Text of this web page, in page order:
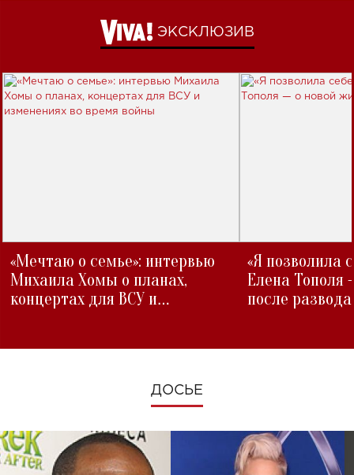
ЭКСКЛЮЗИВ
«Мечтаю о семье»: интервью
Михаила Хомы о планах,
концертах для ВСУ и
«Я позволила
Елена Тополя
после развода
ДОСЬЕ